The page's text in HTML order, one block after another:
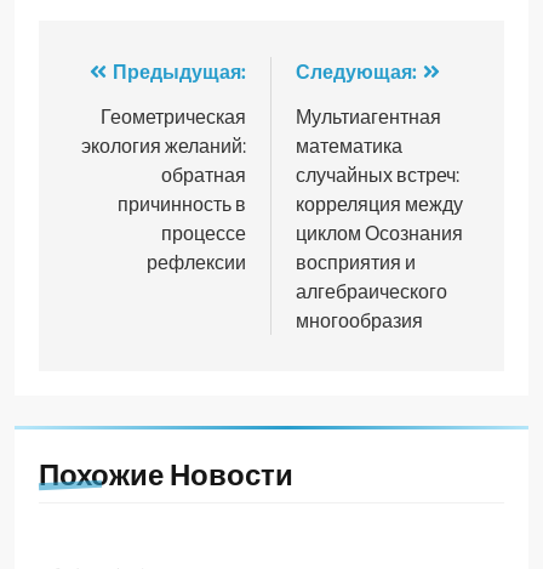
Навигация
записям
Предыдущая:
Геометрическая
экология желаний:
обратная
причинность в
процессе
рефлексии
Следующая:
Мультиагентная
математика
случайных встреч:
корреляция между
циклом Осознания
восприятия и
алгебраического
многообразия
Похожие Новости